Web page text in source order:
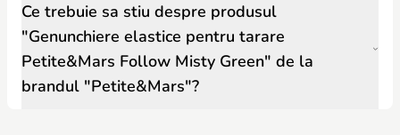
Ce trebuie sa stiu despre produsul
"Genunchiere elastice pentru tarare
Petite&Mars Follow Misty Green" de la
brandul "Petite&Mars"?